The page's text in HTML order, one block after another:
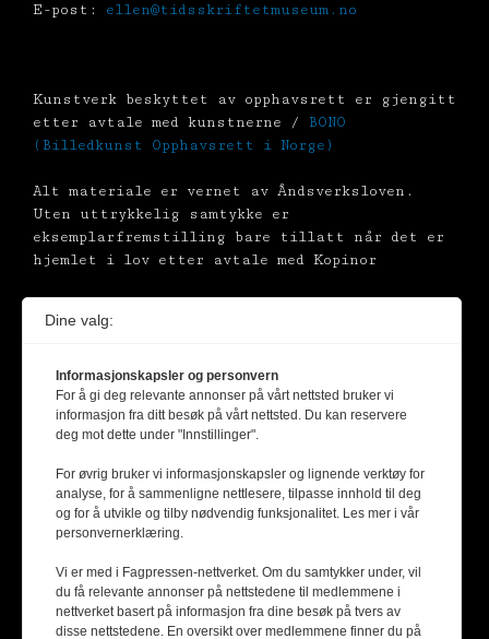
E-post: ellen@tidsskriftetmuseum.no
Kunstverk beskyttet av opphavsrett er gjengitt
etter avtale med kunstnerne / BONO
(Billedkunst Opphavsrett i Norge)
Alt materiale er vernet av Åndsverksloven.
Uten uttrykkelig samtykke er
eksemplarfremstilling bare tillatt når det er
hjemlet i lov etter avtale med Kopinor
Dine valg:
Informasjonskapsler og personvern
For å gi deg relevante annonser på vårt nettsted bruker vi
informasjon fra ditt besøk på vårt nettsted. Du kan reservere
deg mot dette under "Innstillinger".
For øvrig bruker vi informasjonskapsler og lignende verktøy for
analyse, for å sammenligne nettlesere, tilpasse innhold til deg
og for å utvikle og tilby nødvendig funksjonalitet. Les mer i vår
personvernerklæring.
Vi er med i Fagpressen-nettverket. Om du samtykker under, vil
du få relevante annonser på nettstedene til medlemmene i
nettverket basert på informasjon fra dine besøk på tvers av
disse nettstedene. En oversikt over medlemmene finner du på